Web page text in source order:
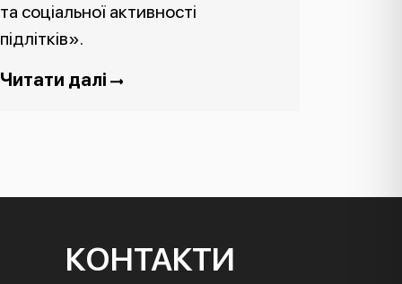
та соціальної активності
підлітків».
Читати далі
КОНТАКТИ